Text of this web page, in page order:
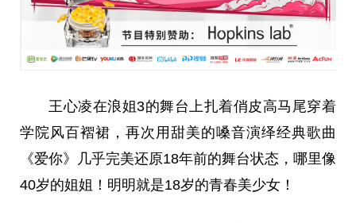
王心凌在浪姐3的舞台上扎着俏皮高马尾穿着
学院风百褶裙，再次用甜美的嗓音演绎经典歌曲
《爱你》几乎完美还原18年前的舞台状态，哪里像
40岁的姐姐！明明就是18岁的青春美少女！